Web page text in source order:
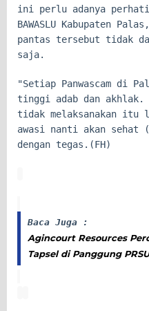
ini perlu adanya
BAWASLU Kabupaten
pantas tersebut tidak
saja.
"Setiap Panwascam di
tinggi adab dan akhlak.
tidak melaksanakan itu
awasi nanti akan sehat
dengan tegas.(FH)
Baca Juga :
Agincourt Resources
Tapsel di Panggung PRSU